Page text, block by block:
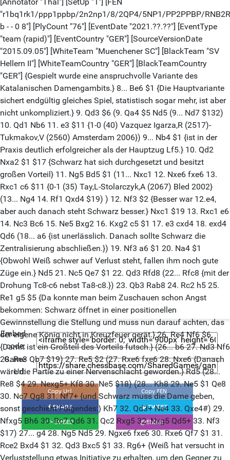
"r1bq1rk1/ppp1ppbp/2n2np1/8/2QP4/5NP1/PP2PPBP/
b - - 0 8"] [PlyCount "76"] [EventDate "2021.??.??"] [EventType
"team (rapid)"] [EventCountry "GER"] [SourceVersionDate
"2015.09.05"] [WhiteTeam "Muenchener SC"] [BlackTeam "SV
Hellern II"] [WhiteTeamCountry "GER"] [BlackTeamCountry
"GER"] {Gespielt wurde eine anspruchvolle Variante des
Katalanischen Damengambits.} 8... Be6 $1 {Die Hauptvariante
sichert endgültig gleiches Spiel, statistisch sogar mehr, ist aber
nicht unkompliziert.} 9. Qd3 $6 (9. Qa4 $5 Nd5 (9... Nd7 $132)
10. Qd1 Nb6 11. e3 $11 {1-0 (40) Vazquez Igarza,R (2517)-
Tukmakov,V (2560) Amsterdam 2006}) 9... Nb4 $1 {ist in der
Praxis deutlich erfolgreicher als der Hauptzug Lf5.} 10. Qd2
Nxa2 $1 $17 {Schwarz hat sich durchgesetzt und besitzt
großen Vorteil} 11. Ng5 Bd5 $1 (11... Nxc1 12. Nxe6 fxe6 13.
Rxc1 c6 $11 {0-1 (35) Tay,L-Stolarczyk,A (2067) Bled 2002}
(13... Ng4 14. Rf1 Qxd4 $19) ) 12. Nf3 $2 {Besser war 12.e4,
aber auch danach steht Schwarz besser.} Nxc1 $19 13. Rxc1 e6
14. Nc3 Bc6 15. Ne5 Bxg2 16. Kxg2 c5 $1 17. e3 cxd4 18. exd4
Qd6 (18... a6 {ist unerlässlich. Danach sollte Schwarz die
Zentralisierung abschließen.}) 19. Nf3 a6 $1 20. Na4 $1
{Obwohl Weiß schwer auf Verlust steht, fallen ihm noch gute
Züge ein.} Nd5 21. Nc5 Qe7 $1 22. Qd3 Rfd8 (22... Rfc8 {mit der
Drohung Tc8-c6 nebst Ta8-c8.}) 23. Qb3 Rab8 24. Rc2 h5 25.
Re1 g5 $5 {Da konnte man beim Zuschauen schon Angst
bekommen: Schwarz öffnet in einer positionellen
Gewinnstellung die Stellung und muss nun darauf achten, das
der eigene König nicht in Kreuzfeuer gerät.} 26. Re4 Nf6 $6
{Damit ist ein Großteil des Vorteils futsch.} (26... b6 27. Nd3 Nf6
28. Re3 Qb7 $19) 27. Re5 $2 (27. Rxe6 fxe6 28. Nxe6 {Danach
wäre die Partie zu einer Nervenschlacht geworden.} Rd5 (28...
Re8 $4 29. Nexg5+ Kf8 30. Ne5 $18) (28... Kh8 29. Ne5 $1 Qe8
30. Nc7 Qg8 31. Nf7+ {und Schwarz muss die Dame geben,
sonst geschieht Folgendes:} Kh7 32. Qd3+ Ne4 33. Qxe4#) 29.
Nfxg5 Bh6 30. Rc7 Qd6 31. Qc2 Rxg5 32. Nxg5 Qd5+ 33. Nf3
$17) 27... g4 28. Ng5 Nd5 29. Ngxe6 fxe6 30. Rxe6 Qf7 $1 31.
Rce2 Bxd4 $1 32. Qd3 Bxc5 $1 33. Rg6+ {Weiß hat versucht in
Verluststellung etwas Initiative zu erhalten, um den Gegner zu
Embed
code:
Game
Url: